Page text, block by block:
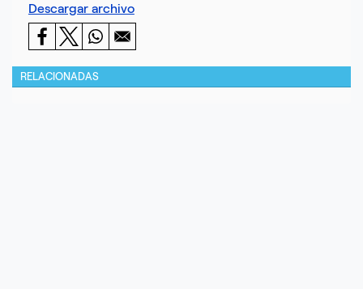
Descargar archivo
RELACIONADAS